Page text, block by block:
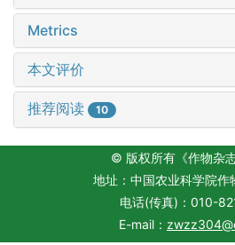
Metrics
本文评价
推荐阅读 10
© 版权所有《作物杂
地址：中国农业科学院作
电话(传真)：010-
E-mail：